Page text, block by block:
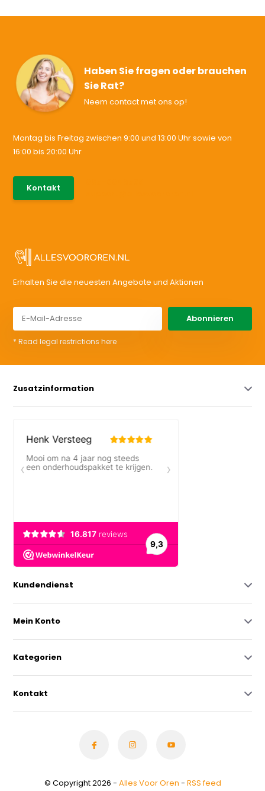
Haben Sie fragen oder brauchen
Sie Rat?
Neem contact met ons op!
Montag bis Freitag zwischen 9:00 und 13:00 Uhr sowie von
16:00 bis 20:00 Uhr
Kontakt
Erhalten Sie die neuesten Angebote und Aktionen
Abonnieren
* Read legal restrictions here
Zusatzinformation
Kundendienst
Mein Konto
Kategorien
Kontakt
© Copyright 2026 - Alles Voor Oren - RSS feed